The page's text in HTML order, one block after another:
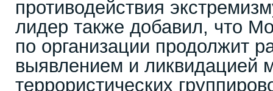
противодействия
лидер также добавил, что
по организации продолжит
выявлением и ликвидацией
террористических